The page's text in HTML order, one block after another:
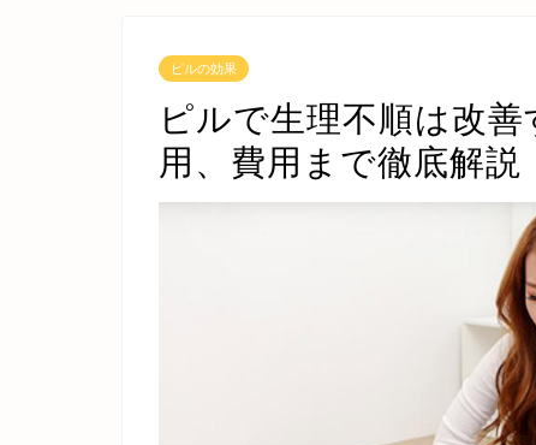
ピルの効果
ピルで生理不順は改
用、費用まで徹底解説